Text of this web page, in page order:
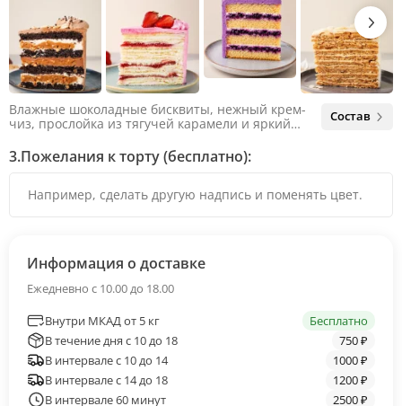
Влажные шоколадные бисквиты, нежный крем-
чиз, прослойка из тягучей карамели и яркий
яркий вкус шоколада и тягучей карамели, не
оставляя ни единого шанса остаться
Состав
3.Пожелания к торту (бесплатно):
Информация о доставке
Ежедневно с 10.00 до 18.00
Внутри МКАД от 5 кг
Бесплатно
В течение дня с 10 до 18
750 ₽
В интервале с 10 до 14
1000 ₽
В интервале с 14 до 18
1200 ₽
В интервале 60 минут
2500 ₽